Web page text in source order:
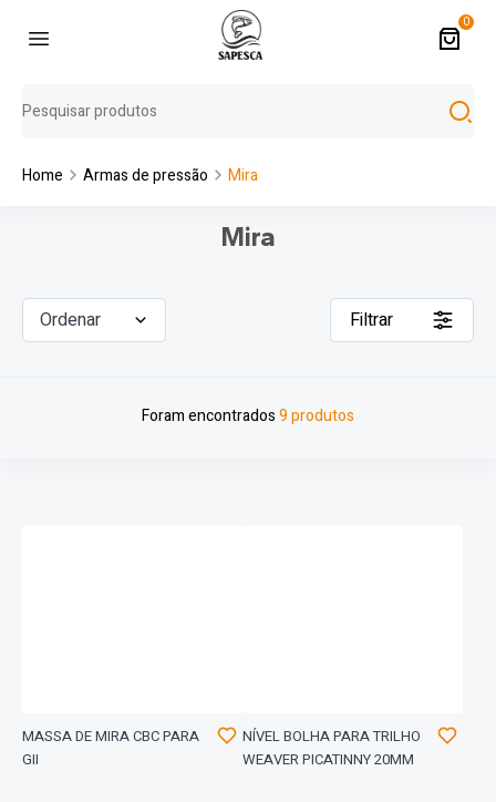
0
Home Armas de pressão Mira
Mira
Foram encontrados9 produtos
Filtrar
Ordenar
MASSA DE MIRA CBC PARA
GII
NÍVEL BOLHA PARA TRILHO
WEAVER PICATINNY 20MM